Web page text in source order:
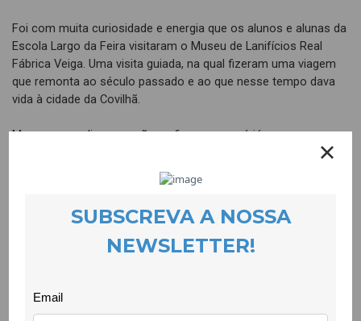
Foi com muita curiosidade e energia que os alunos e alunas da
Escola Largo da Feira visitaram o Museu de Lanifícios Real
Fábrica Veiga. Uma visita guiada, na qual fizeram uma viagem
que remonta ao século passado e ao que nesse tempo dava
vida à cidade da Covilhã.
Mas as aprendizagens não se ficaram por aí, já que uma
mãos de cada aluno e aluna que experienciaram todo o
processo de tratamento da lã de ovelha, desde a sua lavagem,
fiação e finalmente a tecelagem em tear manual.
e pelo Alto-Comissariado para as Migrações, através do
Programa Escolhas, e é cofinanciado pelo PO ISE, Portugal